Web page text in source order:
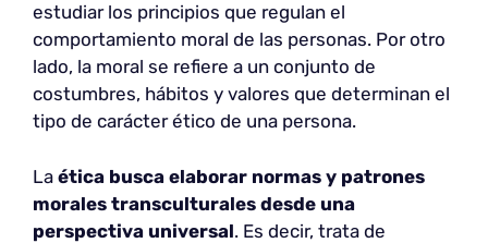
estudiar los principios que regulan el
comportamiento moral de las personas. Por otro
lado, la moral se refiere a un conjunto de
costumbres, hábitos y valores que determinan el
tipo de carácter ético de una persona.
La ética busca elaborar normas y patrones
morales transculturales desde una
perspectiva universal. Es decir, trata de